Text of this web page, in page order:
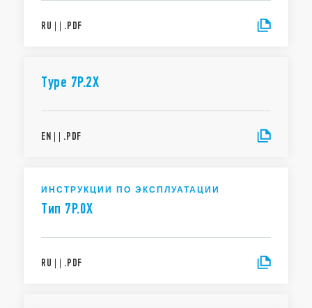
RU | | .PDF
Type 7P.2X
EN | | .PDF
ИНСТРУКЦИИ ПО ЭКСПЛУАТАЦИИ
Тип 7P.0X
RU | | .PDF